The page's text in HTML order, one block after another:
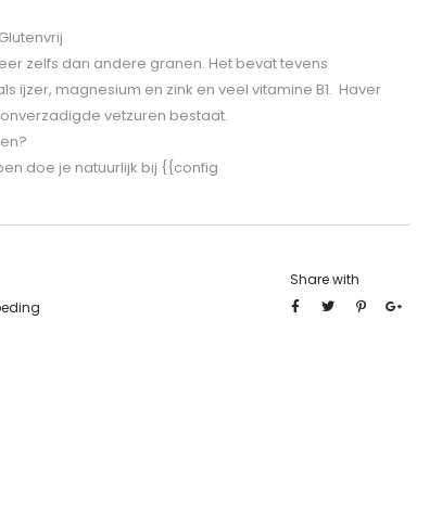
zelfs dan andere granen. Het bevat tevens
ijzer, magnesium en zink en veel vitamine B1. Haver
vetzuren bestaat.
doe je natuurlijk bij {{config
Share with